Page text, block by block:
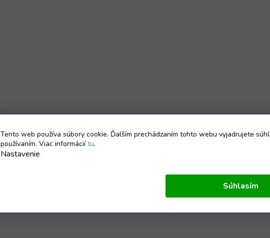
Tento web používa súbory cookie. Ďalším prechádzaním tohto webu vyjadrujete
používaním. Viac informáciítu.
Nastavenie
Súhlasím